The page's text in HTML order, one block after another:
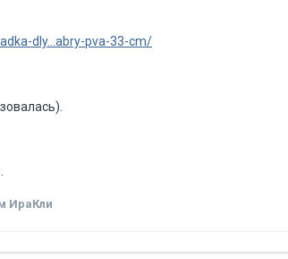
dly...abry-pva-33-cm/
ИраКли